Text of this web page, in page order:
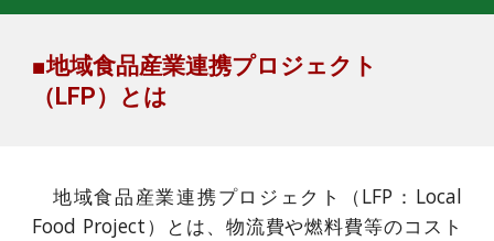
■地域食品産業連携プロジェクト
（LFP）とは
地域食品産業連携プロジェクト（LFP：Local
Food Project）とは、物流費や燃料費等のコスト